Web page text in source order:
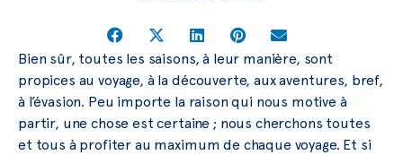
Bien sûr, toutes les saisons, à leur manière, sont
propices au voyage, à la découverte, aux aventures, bref,
à l’évasion. Peu importe la raison qui nous motive à
partir, une chose est certaine ; nous cherchons toutes
et tous à profiter au maximum de chaque voyage. Et si